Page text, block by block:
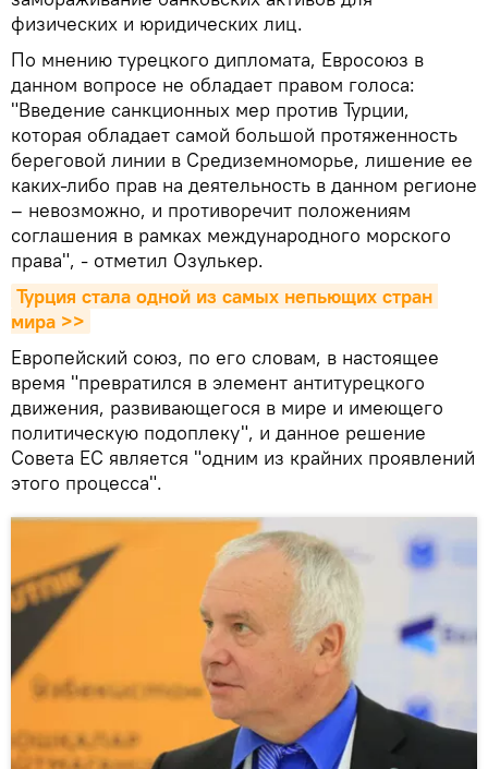
физических и юридических лиц.
По мнению турецкого дипломата, Евросоюз в
данном вопросе не обладает правом голоса:
"Введение санкционных мер против Турции,
которая обладает самой большой протяженность
береговой линии в Средиземноморье, лишение ее
каких-либо прав на деятельность в данном регионе
– невозможно, и противоречит положениям
соглашения в рамках международного морского
права", - отметил Озулькер.
Турция стала одной из самых непьющих стран
мира >>
Европейский союз, по его словам, в настоящее
время "превратился в элемент антитурецкого
движения, развивающегося в мире и имеющего
политическую подоплеку", и данное решение
Совета ЕС является "одним из крайних проявлений
этого процесса".